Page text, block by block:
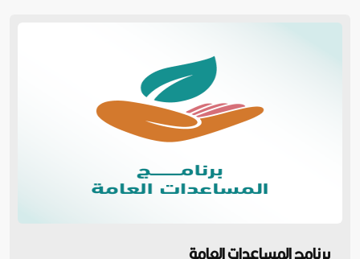
برنامج المساعدات العامة